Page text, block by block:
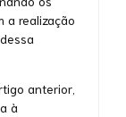
a realização
anterior,
à